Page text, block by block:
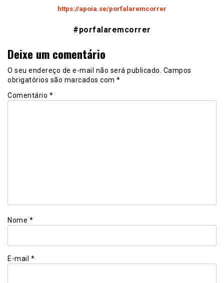
https://apoia.se/porfalaremcorrer
#porfalaremcorrer
Deixe um comentário
O seu endereço de e-mail não será publicado. Campos
obrigatórios são marcados com *
Comentário *
Nome *
E-mail *